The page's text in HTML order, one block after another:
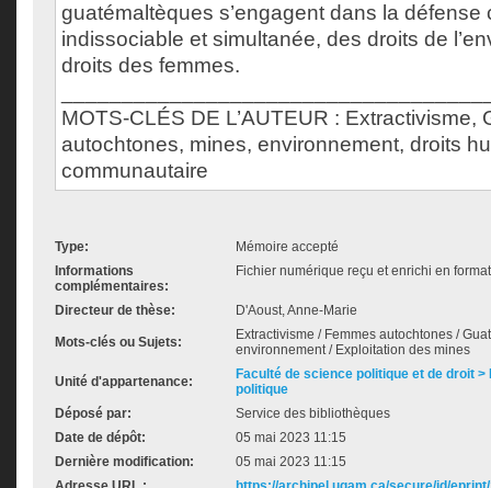
guatémaltèques s’engagent dans la défense
indissociable et simultanée, des droits de
droits des femmes.
MOTS-CLÉS DE L’AUTEUR : Extractivisme,
autochtones, mines, environnement, droits
communautaire
Type:
Mémoire accepté
Informations
complémentaires:
Fichier numérique reçu et enrichi en
Directeur de thèse: D'Aoust, Anne-Marie
Mots-clés ou Sujets:
Extractivisme / Femmes autochtones /
environnement / Exploitation des mines
Unité d'appartenance:
Faculté de science politique et de droit
politique
Déposé par:
Service des bibliothèques
Date de dépôt:
05 mai 2023 11:15
Dernière modification:
05 mai 2023 11:15